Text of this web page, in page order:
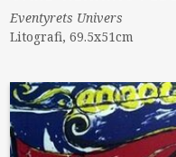
Eventyrets Univers
Litografi, 69.5x51cm